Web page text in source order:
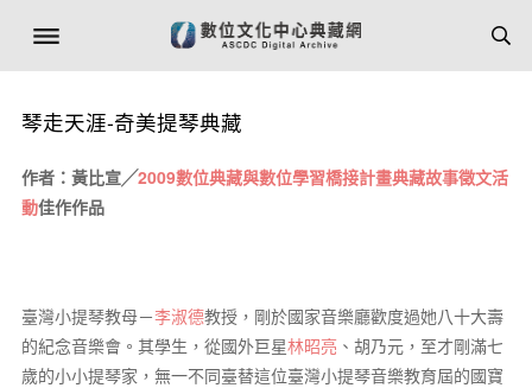
琴走天涯-奇美提琴典藏
作者：黃比宣╱2009數位典藏與數位學習橋接計畫典藏故事徵文活
動佳作作品
臺灣小提琴教母－李淑德教授，剛於國家音樂廳歡度過她八十大壽
的紀念音樂會。其學生，從國外巨星林昭亮 、胡乃元，至才剛滿七
歲的小小提琴家，無一不同臺替這位臺灣小提琴音樂教育屆的國寶